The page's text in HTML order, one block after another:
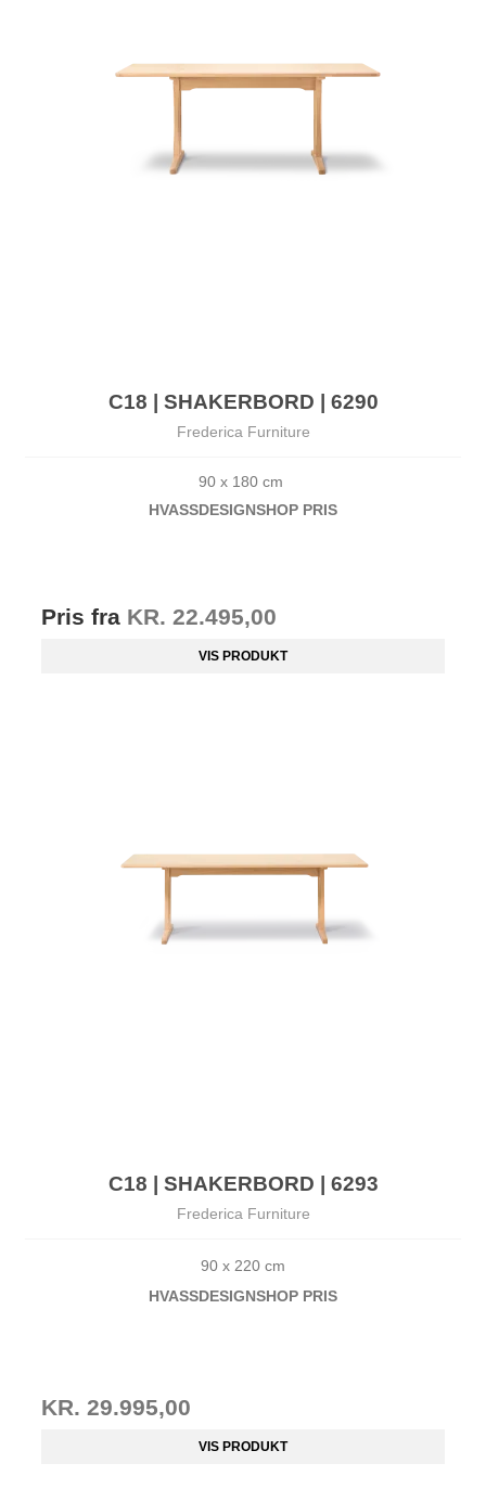
C18 | SHAKERBORD | 6290
Frederica Furniture
90 x 180 cm
HVASSDESIGNSHOP PRIS
Pris fra KR. 22.495,00
VIS PRODUKT
C18 | SHAKERBORD | 6293
Frederica Furniture
90 x 220 cm
HVASSDESIGNSHOP PRIS
KR. 29.995,00
VIS PRODUKT